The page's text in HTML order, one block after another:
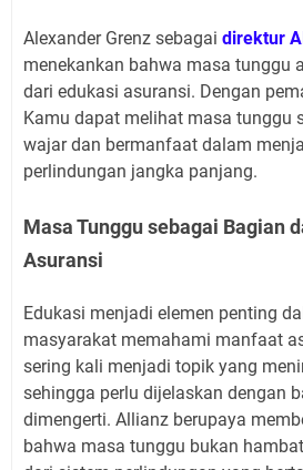
Alexander Grenz sebagai direktur
menekankan bahwa masa tunggu
dari edukasi asuransi. Dengan
Kamu dapat melihat masa tunggu
wajar dan bermanfaat dalam
perlindungan jangka panjang.
Masa Tunggu sebagai Bagian
Asuransi
Edukasi menjadi elemen penting
masyarakat memahami manfaat
sering kali menjadi topik yang
sehingga perlu dijelaskan dengan
dimengerti. Allianz berupaya
bahwa masa tunggu bukan